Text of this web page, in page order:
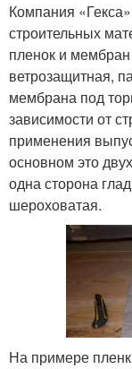
Компания
строительных
пленок и
ветрозащитная,
мембрана под
зависимости от
применения
основном это
одна сторона
шероховатая.
На примере